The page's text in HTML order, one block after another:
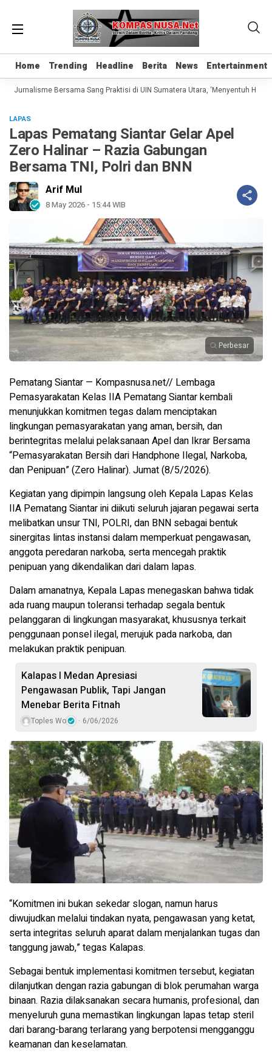
Home Trending Headline Berita News Entertainment
Home Trending Headline Berita News Entertainment
Jurnalisme Bersama Sang Praktisi di UIN Sumatera Utara, ‘Menyentuh Hati
LAPAS
Lapas Pematang Siantar Gelar Apel
Zero Halinar – Razia Gabungan
Bersama TNI, Polri dan BNN
Arif Mul
8 May 2026 - 15:44 WIB
Perbesar
Pematang Siantar — Kompasnusa.net// Lembaga
Pemasyarakatan Kelas IIA Pematang Siantar kembali
menunjukkan komitmen tegas dalam menciptakan
lingkungan pemasyarakatan yang aman, bersih, dan
berintegritas melalui pelaksanaan Apel dan Ikrar Bersama
“Pemasyarakatan Bersih dari Handphone Ilegal, Narkoba,
dan Penipuan” (Zero Halinar). Jumat (8/5/2026).
Kegiatan yang dipimpin langsung oleh Kepala Lapas Kelas
IIA Pematang Siantar ini diikuti seluruh jajaran pegawai serta
melibatkan unsur TNI, POLRI, dan BNN sebagai bentuk
sinergitas lintas instansi dalam memperkuat pengawasan,
anggota peredaran narkoba, serta mencegah praktik
penipuan yang dikendalikan dari dalam lapas.
Dalam amanatnya, Kepala Lapas menegaskan bahwa tidak
ada ruang maupun toleransi terhadap segala bentuk
pelanggaran di lingkungan masyarakat, khususnya terkait
penggunaan ponsel ilegal, merujuk pada narkoba, dan
melakukan praktik penipuan.
Kalapas I Medan Apresiasi
Pengawasan Publik, Tapi Jangan
Menebar Berita Fitnah
Toples Wo 6/06/2026
“Komitmen ini bukan sekedar slogan, namun harus
diwujudkan melalui tindakan nyata, pengawasan yang ketat,
serta integritas seluruh aparat dalam menjalankan tugas dan
tanggung jawab,” tegas Kalapas.
Sebagai bentuk implementasi komitmen tersebut, kegiatan
dilanjutkan dengan razia gabungan di blok perumahan warga
binaan. Razia dilaksanakan secara humanis, profesional, dan
menyeluruh guna memastikan lingkungan lapas tetap steril
dari barang-barang terlarang yang berpotensi mengganggu
keamanan dan keselamatan.